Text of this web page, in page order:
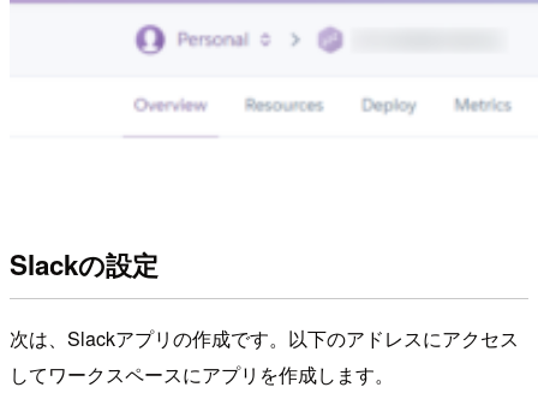
Slackの設定
次は、Slackアプリの作成です。以下のアドレスにアクセス
してワークスペースにアプリを作成します。